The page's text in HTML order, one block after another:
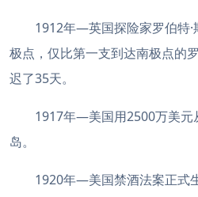
1912年—英国探险家罗伯特
极点，仅比第一支到达南极点的
迟了35天。
1917年—美国用2500万美元
岛。
1920年—美国禁酒法案正式生